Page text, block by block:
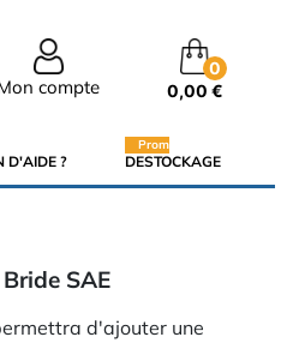
compte
0
0,00 €
D'AIDE ? DESTOCKAGE
Promo
SAE
d'ajouter une